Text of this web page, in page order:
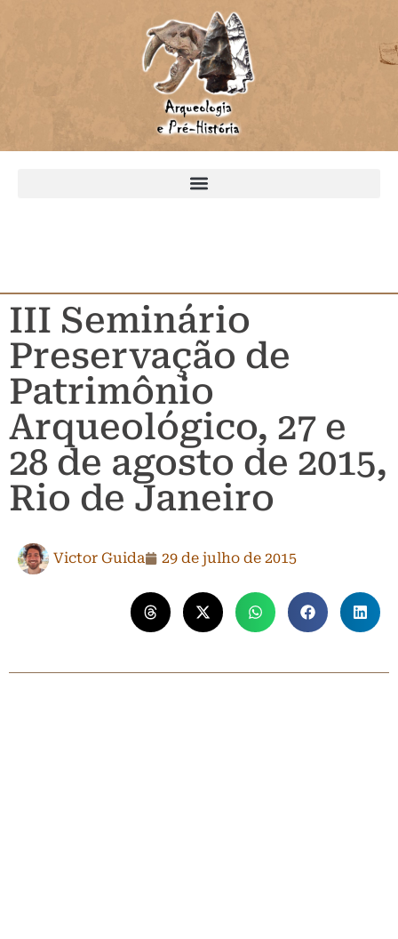
III Seminário
Preservação de
Patrimônio
Arqueológico, 27 e
28 de agosto de 2015,
Rio de Janeiro
Victor Guida 29 de julho de 2015